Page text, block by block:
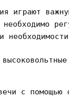
играют
с помощью